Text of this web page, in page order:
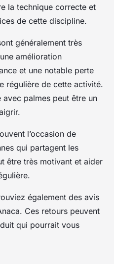
la technique correcte et
de cette discipline.
généralement très
amélioration
et une notable perte
régulière de cette activité.
palmes peut être un
l’occasion de
qui partagent les
être très motivant et aider
également des avis
Ces retours peuvent
qui pourrait vous